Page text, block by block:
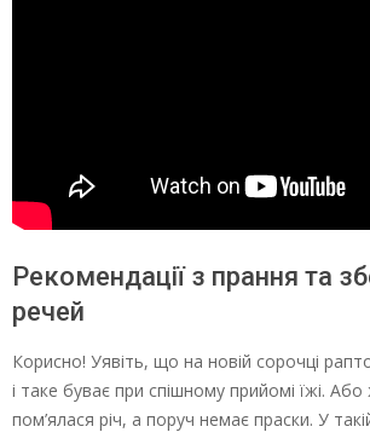
Рекомендації з прання та
речей
Корисно! Уявіть, що на новій сорочці
і таке буває при спішному прийомі їжі. Або
пом’ялася річ, а поруч немає праски. У